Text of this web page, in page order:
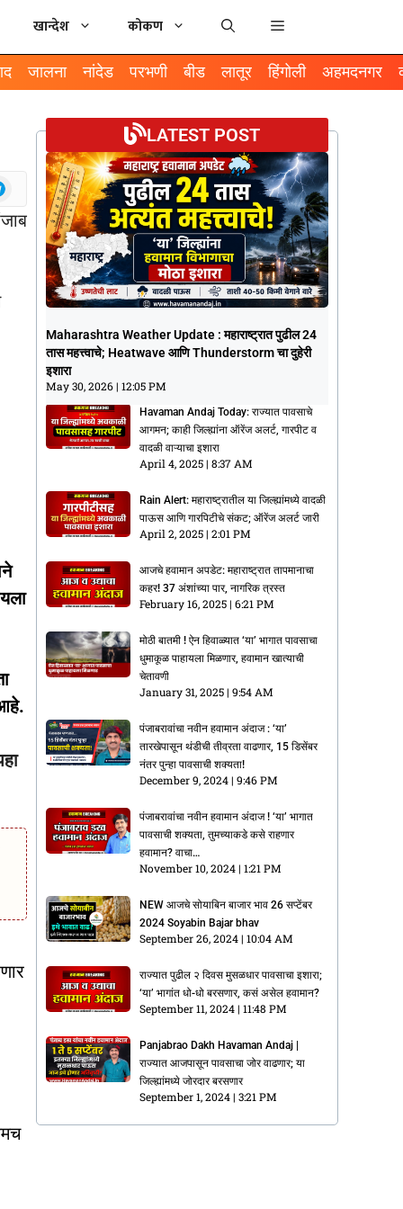
खान्देश कोकण
जालना नांदेड परभणी बीड लातूर हिंगोली अहमदनगर
LATEST POST
Maharashtra Weather Update : महाराष्ट्रात पुढील 24
तास महत्त्वाचे; Heatwave आणि Thunderstorm चा दुहेरी
इशारा
May 30, 2026 12:05 PM
महाराष्ट्रात पुढील 24 तास महत्त्वाचे; Heatwave
आणि Thunderstorm चा दुहेरी इशारा
Havaman Andaj Today: राज्यात पावसाचे
आगमन; काही जिल्ह्यांना ऑरेंज अलर्ट, गारपीट व
वादळी वाऱ्याचा इशारा
April 4, 2025 8:37 AM
Rain Alert: महाराष्ट्रातील या जिल्ह्यांमध्ये वादळी
पाऊस आणि गारपिटीचे संकट; ऑरेंज अलर्ट जारी
April 2, 2025 2:01 PM
आजचे हवामान अपडेट: महाराष्ट्रात तापमानाचा
कहर! 37 अंशांच्या पार, नागरिक त्रस्त
February 16, 2025 6:21 PM
मोठी बातमी ! ऐन हिवाळ्यात ‘या’ भागात पावसाचा
धुमाकूळ पाहायला मिळणार, हवामान खात्याची
चेतावणी
January 31, 2025 9:54 AM
पंजाबरावांचा नवीन हवामान अंदाज : ‘या’
तारखेपासून थंडीची तीव्रता वाढणार, 15 डिसेंबर
नंतर पुन्हा पावसाची शक्यता!
December 9, 2024 9:46 PM
पंजाबरावांचा नवीन हवामान अंदाज ! ‘या’ भागात
पावसाची शक्यता, तुमच्याकडे कसे राहणार
हवामान? वाचा…
November 10, 2024 1:21 PM
NEW आजचे सोयाबिन बाजार भाव 26 सप्टेंबर
2024 Soyabin Bajar bhav
September 26, 2024 10:04 AM
राज्यात पुढील २ दिवस मुसळधार पावसाचा इशारा;
‘या’ भागांत धो-धो बरसणार, कसं असेल हवामान?
September 11, 2024 11:48 PM
Panjabrao Dakh Havaman Andaj |
राज्यात आजपासून पावसाचा जोर वाढणार; या
जिल्ह्यांमध्ये जोरदार बरसणार
September 1, 2024 3:21 PM